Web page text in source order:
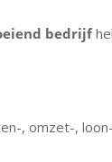
bedrijf
, omzet-,